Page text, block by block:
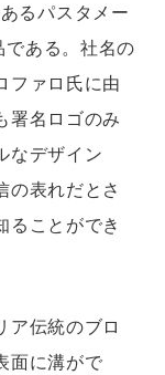
るパスタメー
ある。社名の
ファロ氏に由
署名ロゴのみ
なデザイン
の表れだとさ
ることができ
ア伝統のブロ
面に溝がで